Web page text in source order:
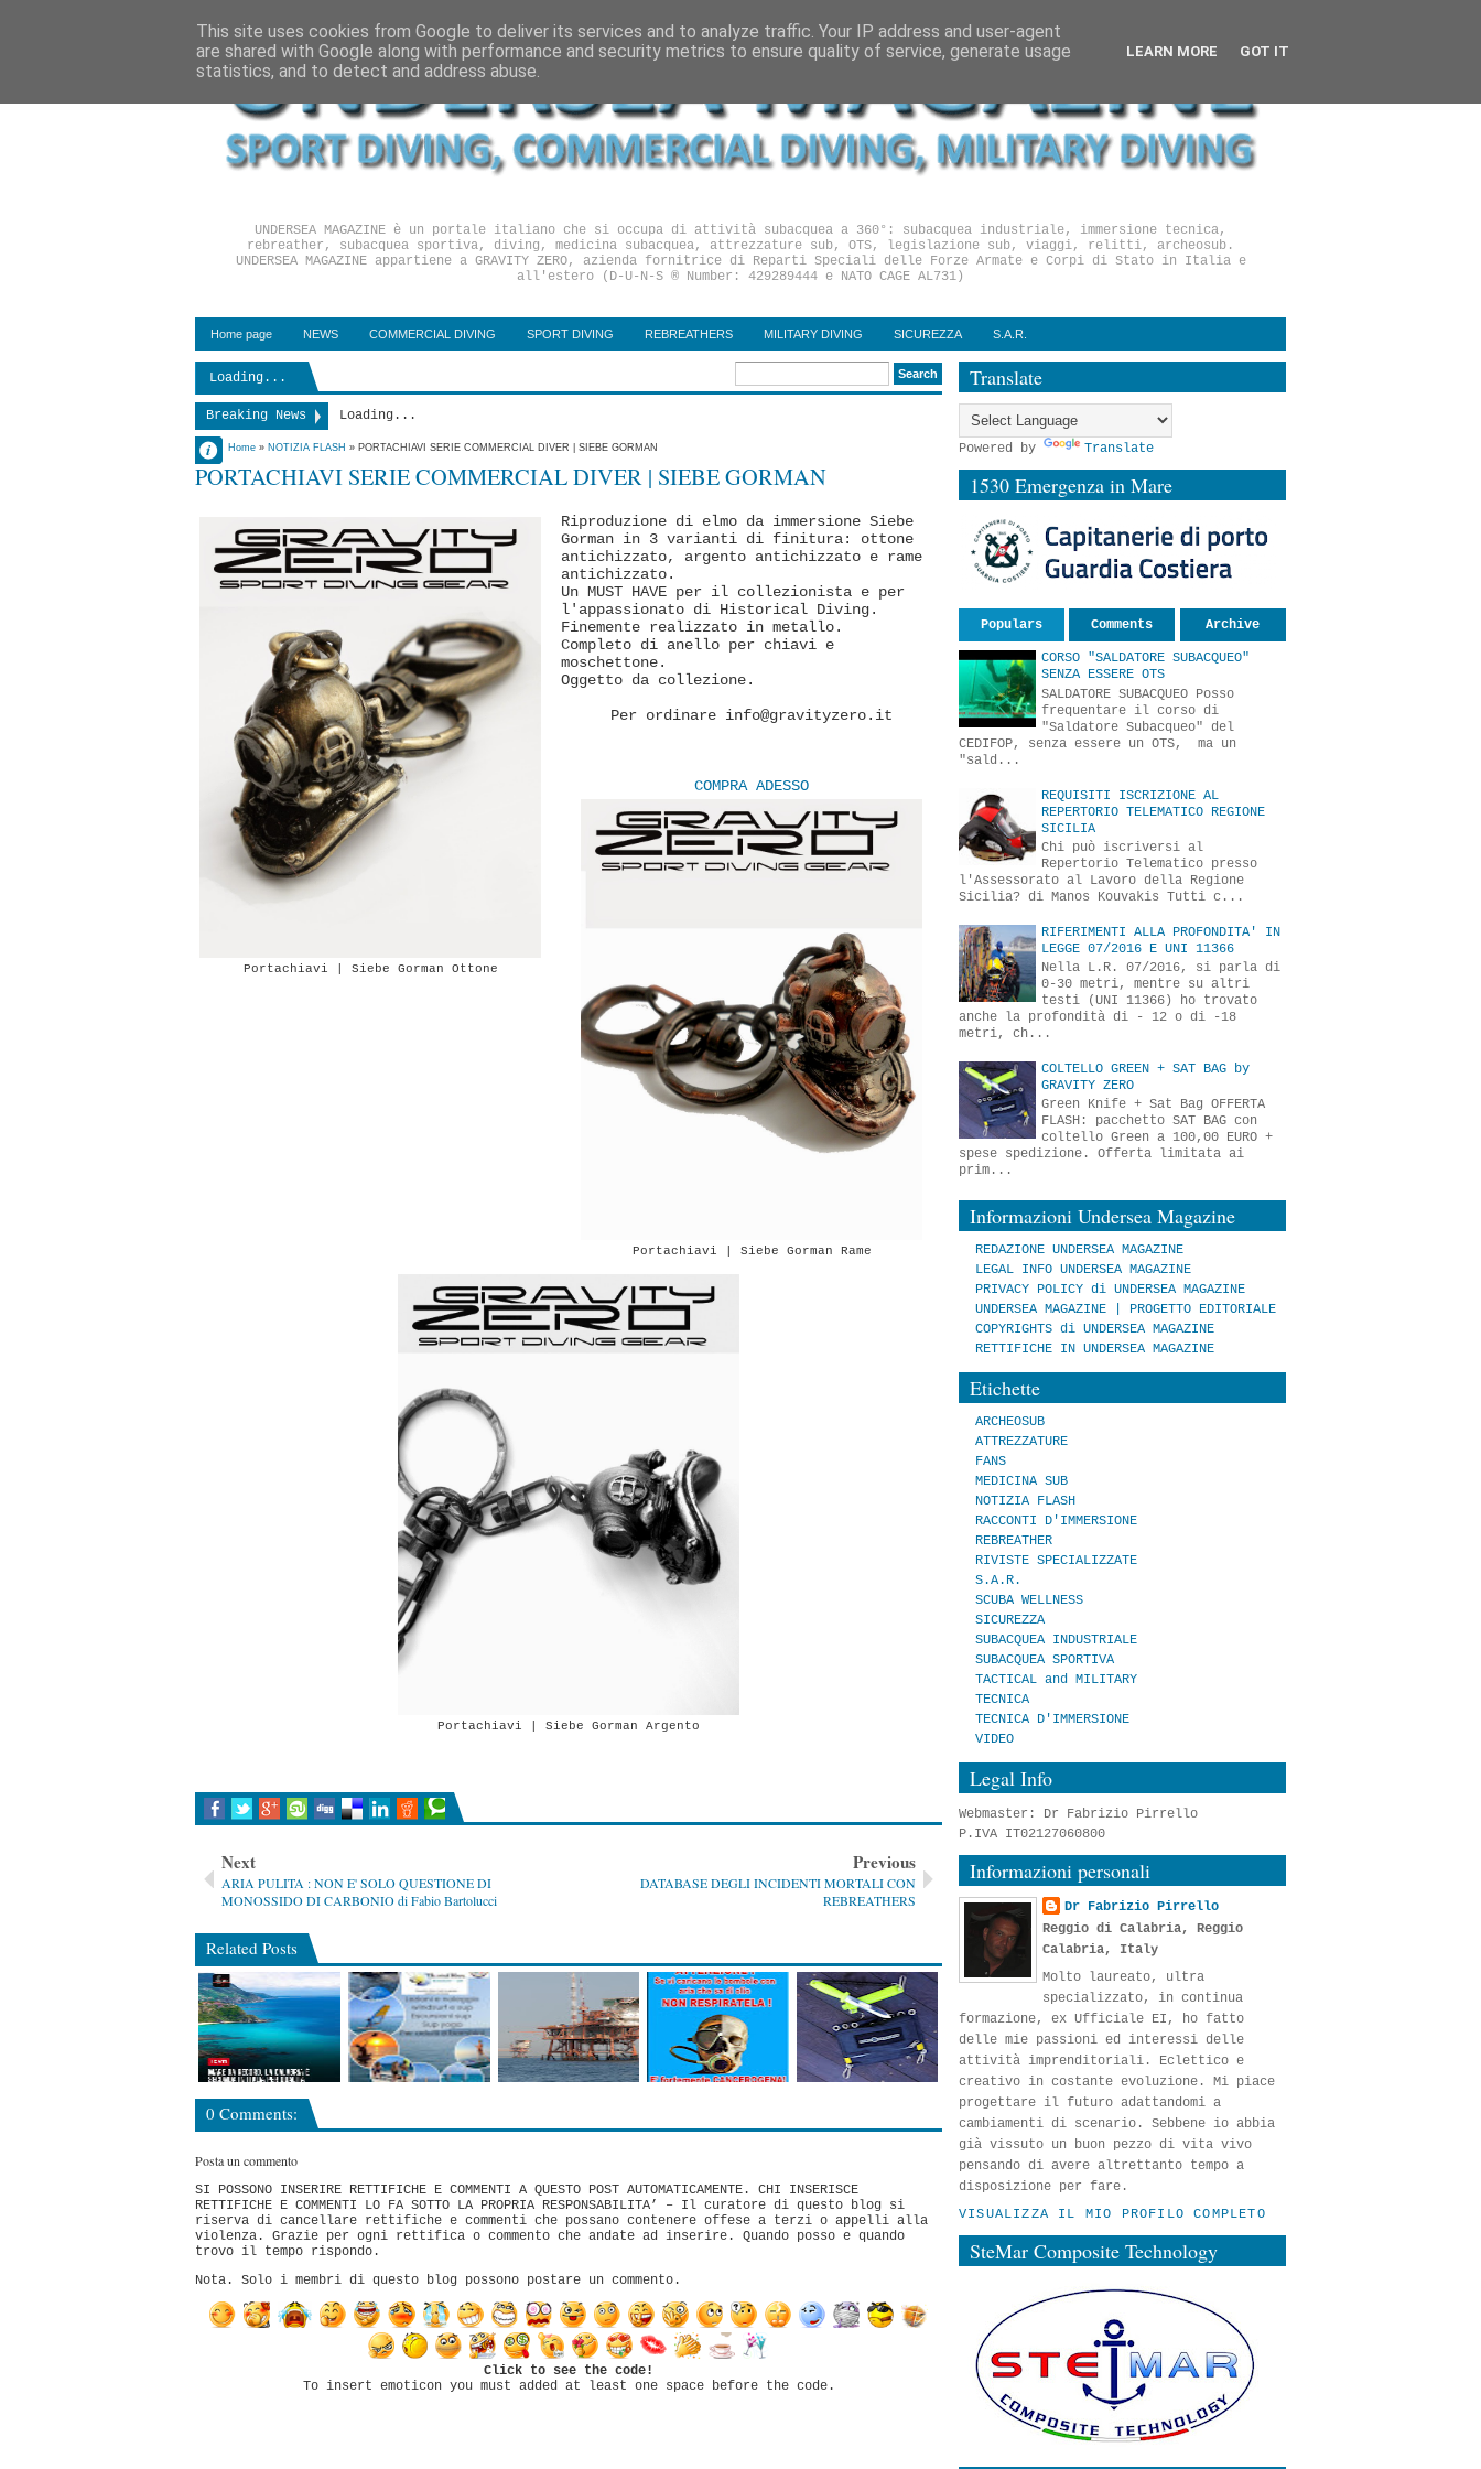
UNDERSEA MAGAZINE è un portale italiano che si occupa di attività subacquea a 360°: subacquea industriale, immersione tecnica,
rebreather, subacquea sportiva, diving, medicina subacquea, attrezzature sub, OTS, legislazione sub, viaggi, relitti, archeosub.
UNDERSEA MAGAZINE appartiene a GRAVITY ZERO, azienda fornitrice di Reparti Speciali delle Forze Armate e Corpi di Stato in Italia e
all'estero (D-U-N-S ® Number: 429289444 e NATO CAGE AL731)
Home page NEWS COMMERCIAL DIVING SPORT DIVING REBREATHERS MILITARY DIVING SICUREZZA S.A.R.
Loading...
Breaking News Loading...
Home » NOTIZIA FLASH » PORTACHIAVI SERIE COMMERCIAL DIVER | SIEBE GORMAN
PORTACHIAVI SERIE COMMERCIAL DIVER | SIEBE GORMAN
Dr Fabrizio
Pirrello
Portachiavi | Siebe Gorman Ottone
Riproduzione di elmo da immersione Siebe
Gorman in 3 varianti di finitura: ottone
antichizzato, argento antichizzato e rame
antichizzato.
Un MUST HAVE per il collezionista e per
l'appassionato di Historical Diving.
Finemente realizzato in metallo.
Completo di anello per chiavi e
moschettone.
Oggetto da collezione.
Per ordinare info@gravityzero.it
COMPRA ADESSO
Portachiavi | Siebe Gorman Rame
Portachiavi | Siebe Gorman Argento
Next
ARIA PULITA : NON E' SOLO QUESTIONE DI
MONOSSIDO DI CARBONIO di Fabio Bartolucci
Previous
DATABASE DEGLI INCIDENTI MORTALI CON
REBREATHERS
Related Posts
0 Comments:
Posta un commento
SI POSSONO INSERIRE RETTIFICHE E COMMENTI A QUESTO POST AUTOMATICAMENTE. CHI INSERISCE
RETTIFICHE E COMMENTI LO FA SOTTO LA PROPRIA RESPONSABILITA’ – Il curatore di questo blog si
riserva di cancellare rettifiche e commenti che possano contenere offese a terzi o appelli alla
violenza. Grazie per ogni rettifica o commento che andate ad inserire. Quando posso e quando
trovo il tempo rispondo.
Nota. Solo i membri di questo blog possono postare un commento.
Click to see the code!
To insert emoticon you must added at least one space before the code.
Translate
Powered by Translate
1530 Emergenza in Mare
Populars Comments Archive
CORSO "SALDATORE SUBACQUEO"
SENZA ESSERE OTS
SALDATORE SUBACQUEO Posso
frequentare il corso di
"Saldatore Subacqueo" del
CEDIFOP, senza essere un OTS, ma un
"sald...
REQUISITI ISCRIZIONE AL
REPERTORIO TELEMATICO REGIONE
SICILIA
Chi può iscriversi al
Repertorio Telematico presso
l'Assessorato al Lavoro della Regione
Sicilia? di Manos Kouvakis Tutti c...
RIFERIMENTI ALLA PROFONDITA' IN
LEGGE 07/2016 E UNI 11366
Nella L.R. 07/2016, si parla di
0-30 metri, mentre su altri
testi (UNI 11366) ho trovato
anche la profondità di - 12 o di -18
metri, ch...
COLTELLO GREEN + SAT BAG by
GRAVITY ZERO
Green Knife + Sat Bag OFFERTA
FLASH: pacchetto SAT BAG con
coltello Green a 100,00 EURO +
spese spedizione. Offerta limitata ai
prim...
Informazioni Undersea Magazine
REDAZIONE UNDERSEA MAGAZINE
LEGAL INFO UNDERSEA MAGAZINE
PRIVACY POLICY di UNDERSEA MAGAZINE
UNDERSEA MAGAZINE | PROGETTO EDITORIALE
COPYRIGHTS di UNDERSEA MAGAZINE
RETTIFICHE IN UNDERSEA MAGAZINE
Etichette
ARCHEOSUB
ATTREZZATURE
FANS
MEDICINA SUB
NOTIZIA FLASH
RACCONTI D'IMMERSIONE
REBREATHER
RIVISTE SPECIALIZZATE
S.A.R.
SCUBA WELLNESS
SICUREZZA
SUBACQUEA INDUSTRIALE
SUBACQUEA SPORTIVA
TACTICAL and MILITARY
TECNICA
TECNICA D'IMMERSIONE
VIDEO
Legal Info
Webmaster: Dr Fabrizio Pirrello
P.IVA IT02127060800
Informazioni personali
Dr Fabrizio Pirrello
Reggio di Calabria, Reggio
Calabria, Italy
Molto laureato, ultra
specializzato, in continua
formazione, ex Ufficiale EI, ho fatto
delle mie passioni ed interessi delle
attività imprenditoriali. Eclettico e
creativo in costante evoluzione. Mi piace
progettare il futuro adattandomi a
cambiamenti di scenario. Sebbene io abbia
già vissuto un buon pezzo di vita vivo
pensando di avere altrettanto tempo a
disposizione per fare.
VISUALIZZA IL MIO PROFILO COMPLETO
SteMar Composite Technology
This site uses cookies from Google to deliver its services and to analyze traffic. Your IP address and user-agent
are shared with Google along with performance and security metrics to ensure quality of service, generate usage
statistics, and to detect and address abuse.
LEARN MORE GOT IT